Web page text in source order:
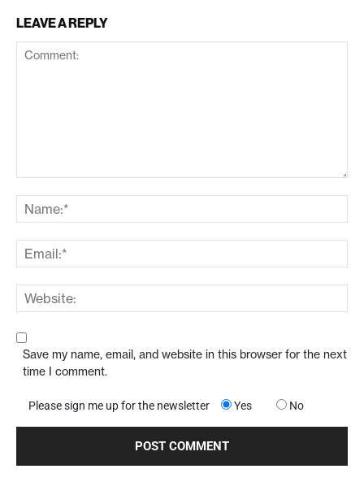
LEAVE A REPLY
Save my name, email, and website in this browser for the next
time I comment.
Please sign me up for the newsletter Yes No